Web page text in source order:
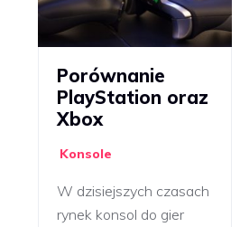
Porównanie
PlayStation oraz
Xbox
Konsole
W dzisiejszych czasach
rynek konsol do gier